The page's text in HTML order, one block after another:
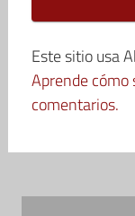
Este sitio usa
Aprende cómo
comentarios.